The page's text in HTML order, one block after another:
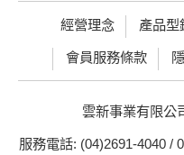
經營理念 產品型
會員服務條款
雲新事業有限公
服務電話: (04)2691-4040 /